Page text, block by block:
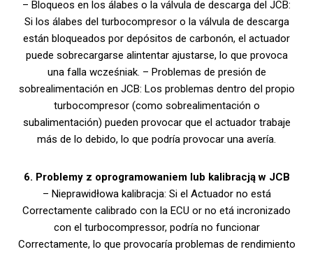
– Bloqueos en los álabes o la válvula de descarga del JCB:
Si los álabes del turbocompresor o la válvula de descarga
están bloqueados por depósitos de carbonón, el actuador
puede sobrecargarse alintentar ajustarse, lo que provoca
una falla wcześniak. – Problemas de presión de
sobrealimentación en JCB: Los problemas dentro del propio
turbocompresor (como sobrealimentación o
subalimentación) pueden provocar que el actuador trabaje
más de lo debido, lo que podría provocar una avería.
6. Problemy z oprogramowaniem lub kalibracją w JCB
– Nieprawidłowa kalibracja: Si el Actuador no está
Correctamente calibrado con la ECU or no etá incronizado
con el turbocompressor, podría no funcionar
Correctamente, lo que provocaría problemas de rendimiento